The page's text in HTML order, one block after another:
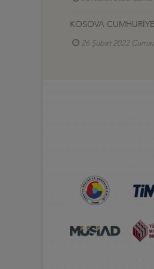
KOSOVA
26 Şubat 2022